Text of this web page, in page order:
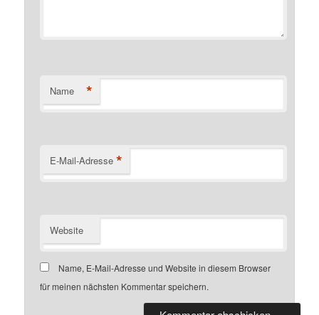
Name *
E-Mail-Adresse *
Website
Name, E-Mail-Adresse und Website in diesem Browser
für meinen nächsten Kommentar speichern.